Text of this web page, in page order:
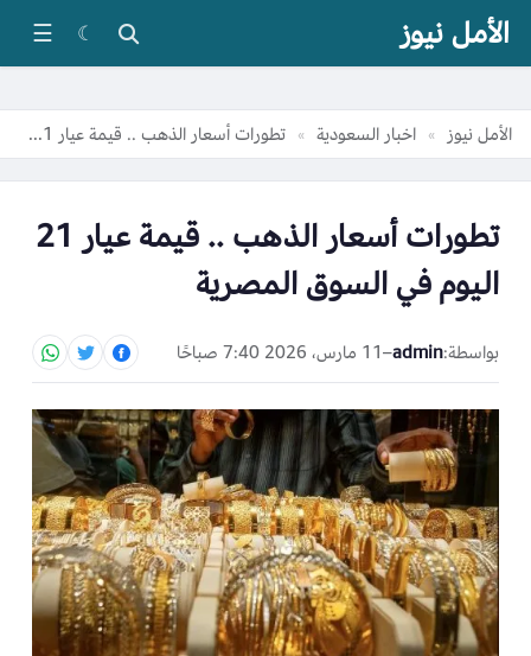
الأمل نيوز ☾
☰
الأمل نيوز » اخبار السعودية » تطورات أسعار الذهب .. قيمة عيار 21 اليوم في السوق المصرية
تطورات أسعار الذهب .. قيمة عيار 21
اليوم في السوق المصرية
بواسطة:admin
–11 مارس، 2026 7:40 صباحًا